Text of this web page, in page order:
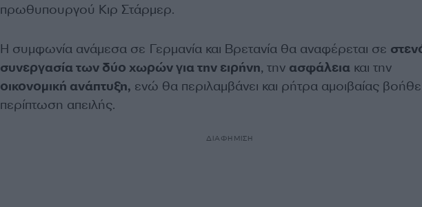
πρωθυπουργού Κιρ Στάρμερ.
Η συμφωνία ανάμεσα σε Γερμανία και Βρετανία θα αναφέρεται σε
συνεργασία των δύο χωρών για την ειρήνη, την ασφάλειακαι την
οικονομική ανάπτυξη, ενώ θα περιλαμβάνει και ρήτρα αμοιβαίας
περίπτωση απειλής.
ΔΙΑΦΗΜΙΣΗ